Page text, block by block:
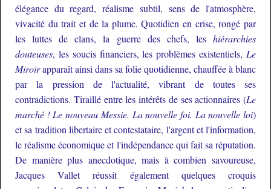
élégance du regard, réalisme subtil, sens de l'atmosphère,
vivacité du trait et de la plume. Quotidien en crise, rongé par
les luttes de clans, la guerre des chefs, les hiérarchies
douteuses, les soucis financiers, les problèmes existentiels, Le
Miroirapparaît ainsi dans sa folie quotidienne, chauffée à blanc
par la pression de l'actualité, vibrant de toutes ses
contradictions. Tiraillé entre les intérêts de ses actionnaires (Le
marché ! Le nouveau Messie. La nouvelle foi. La nouvelle loi)
et sa tradition libertaire et contestataire, l'argent et l'information,
le réalisme économique et l'indépendance qui fait sa réputation.
De manière plus anecdotique, mais à combien savoureuse,
Jacques Vallet réussit également quelques croquis